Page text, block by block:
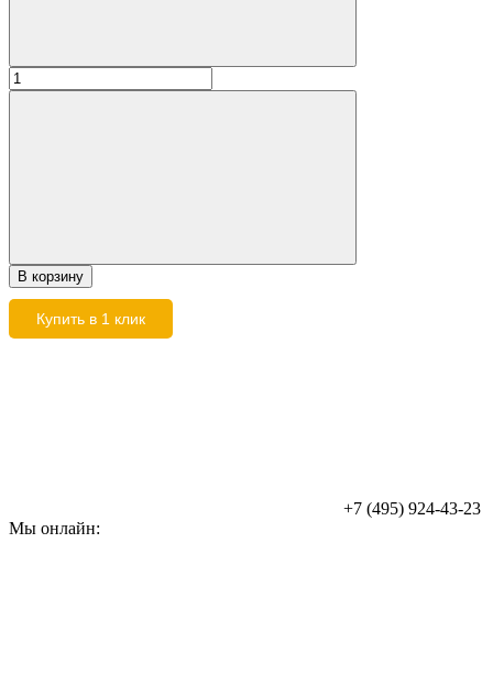
В корзину
Купить в 1 клик
+7 (495) 924-43-23
Мы онлайн: